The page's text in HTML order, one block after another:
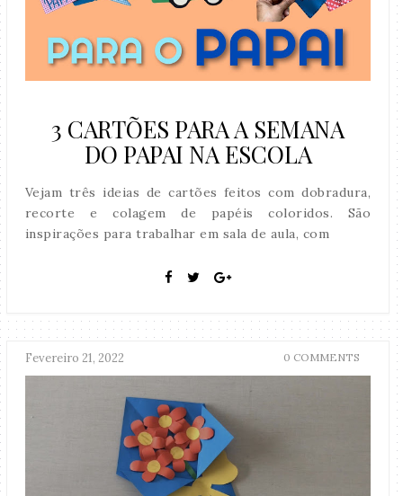
3 CARTÕES PARA A SEMANA
DO PAPAI NA ESCOLA
Vejam três ideias de cartões feitos com dobradura,
recorte e colagem de papéis coloridos. São
inspirações para trabalhar em sala de aula, com
Fevereiro 21, 2022 0 COMMENTS